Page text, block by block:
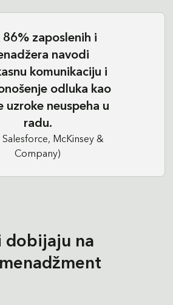
86% zaposlenih i
navodi
komunikaciju i
odluka kao
uzroke neuspeha u
radu.
McKinsey &
Company)
dobijaju na